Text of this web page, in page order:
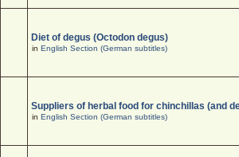
Diet of degus (Octodon degus)
inEnglish Section (German subtitles)
Suppliers of herbal food for chinchillas (and
inEnglish Section (German subtitles)